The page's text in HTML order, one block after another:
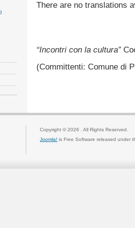
There are no translations
“Incontri con la cultura”
(Committenti: Comune di
Copyright © 2026 . All Rights Reserved.
Joomla! is Free Software released under